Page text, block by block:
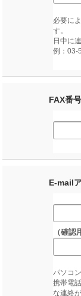
必要に
す。
日中に
例：03-
FAX番号
E-mail
（確認
パソコ
携帯電
な連絡